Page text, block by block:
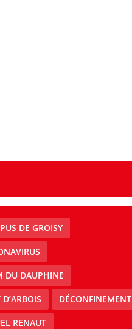
DE GROISY
DU DAUPHINE
DÉCONFINEMENT
RENAUT